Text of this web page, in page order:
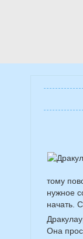
тому
нужное
начать.
Она